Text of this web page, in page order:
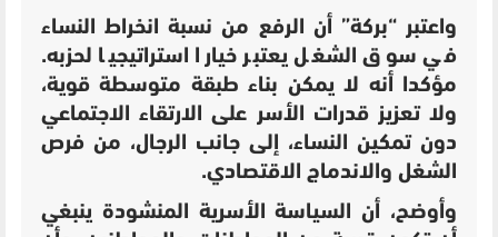
واعتبر “بركة” أن الرفع من نسبة انخراط النساء
في سوق الشغل يعتبر خيارا استراتيجيا لحزبه.
مؤكدا أنه لا يمكن بناء طبقة متوسطة قوية،
ولا تعزيز قدرات الأسر على الارتقاء الاجتماعي
دون تمكين النساء، إلى جانب الرجال، من فرص
الشغل والاندماج الاقتصادي.
وأوضح، أن السياسة الأسرية المنشودة ينبغي